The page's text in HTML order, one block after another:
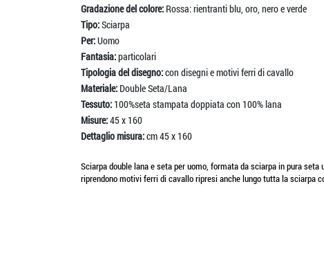
Gradazione del colore: Rossa: rientranti blu, oro, nero e verde
Tipo:Sciarpa
Per:Uomo
Fantasia:particolari
Tipologia del disegno:con disegni e motivi ferri di cavallo
Materiale: Double Seta/Lana
Tessuto: 100%seta stampata doppiata con 100% lana
Misure:45 x 160
Dettaglio misura:cm 45 x 160
Sciarpa double lana e seta per uomo, formata da sciarpa in pura
riprendono motivi ferri di cavallo ripresi anche lungo tutta la sciarpa